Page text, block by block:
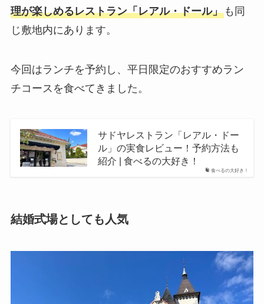
理が楽しめるレストラン「レアル・ドール」も同
じ敷地内にあります。
今回はランチを予約し、平日限定のおすすめラン
チコースを食べてきました。
食べるの大好き！
サドヤレストラン「レアル・ドー
ル」の実食レビュー！予約方法も
紹介 | 食べるの大好き！
結婚式場としても人気